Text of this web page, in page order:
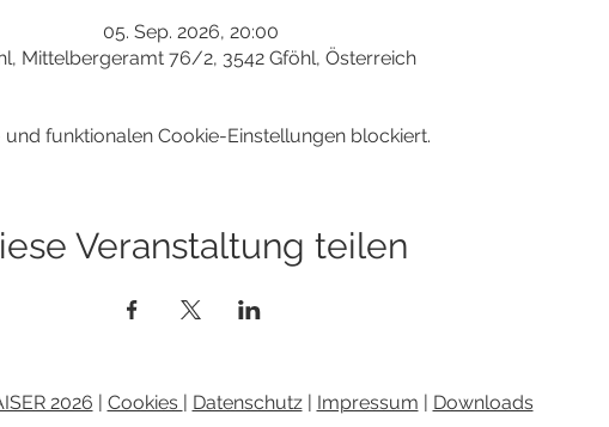
05. Sep. 2026, 20:00
Mittelbergeramt 76/2, 3542 Gföhl, Österreich
funktionalen Cookie-Einstellungen blockiert.
Veranstaltung teilen
2026 | Cookies | Datenschutz| Impressum | Downloads